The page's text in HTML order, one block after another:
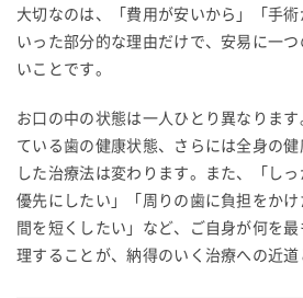
大切なのは、「費用が安いから」「手術
いった部分的な理由だけで、安易に一
いことです。
お口の中の状態は一人ひとり異なりま
ている歯の健康状態、さらには全身の
した治療法は変わります。また、「し
優先にしたい」「周りの歯に負担をかけ
間を短くしたい」など、ご自身が何を
理することが、納得のいく治療への近道